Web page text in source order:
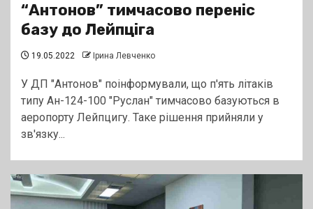
“Антонов” тимчасово переніс
базу до Лейпціга
19.05.2022 Ірина Левченко
У ДП "Антонов" поінформували, що п'ять літаків
типу Ан-124-100 "Руслан" тимчасово базуються в
аеропорту Лейпцигу. Таке рішення прийняли у
зв'язку...